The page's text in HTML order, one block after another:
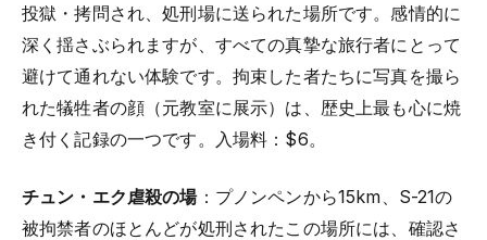
投獄・拷問され、処刑場に送られた場所です。感情的に
深く揺さぶられますが、すべての真摯な旅行者にとって
避けて通れない体験です。拘束した者たちに写真を撮ら
れた犠牲者の顔（元教室に展示）は、歴史上最も心に焼
き付く記録の一つです。入場料：$6。
チュン・エク虐殺の場：プノンペンから15km、S-21の
被拘禁者のほとんどが処刑されたこの場所には、確認さ